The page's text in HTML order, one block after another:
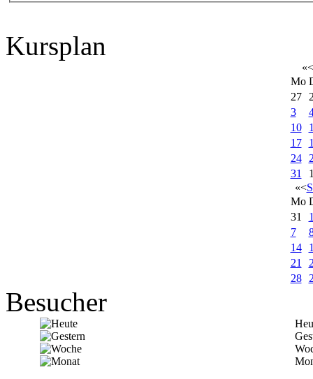
Kursplan
«<
Mo
27
3
10
17
24
31
«<
Mo
31
7
14
21
28
Besucher